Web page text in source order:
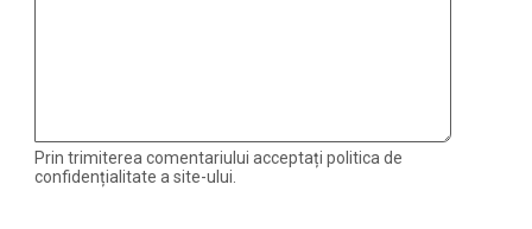
Prin trimiterea comentariului acceptați politica de
confidențialitate a site-ului.